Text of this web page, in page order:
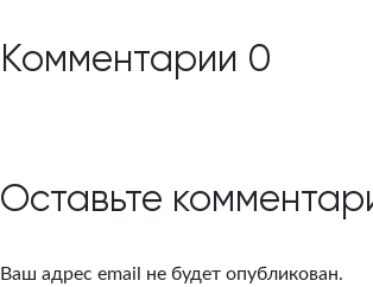
Комментарии 0
Оставьте
Ваш адрес email не будет опубликован.